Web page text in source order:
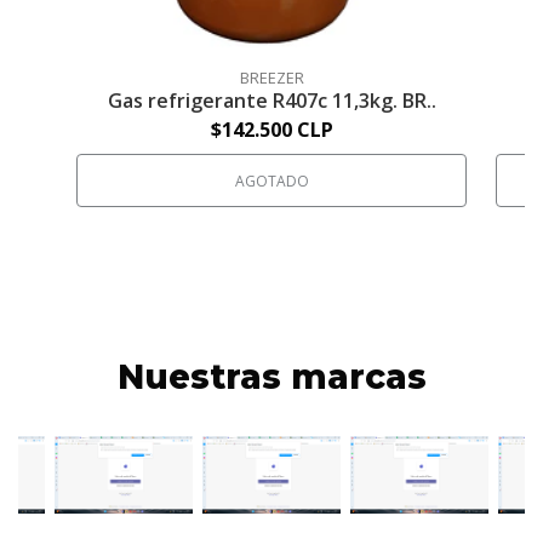
BREEZER
Gas refrigerante R407c 11,3kg. BR..
$142.500 CLP
AGOTADO
Nuestras marcas